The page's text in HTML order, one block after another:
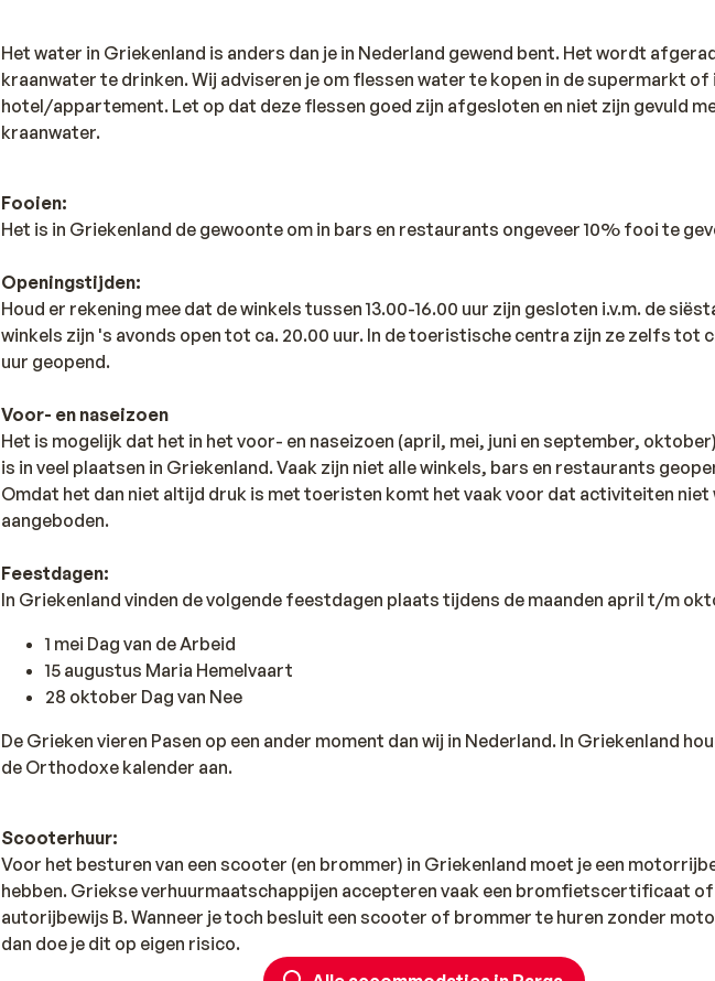
Het water in Griekenland is anders dan je in Nederland gewend bent. Het wordt
kraanwater te drinken. Wij adviseren je om flessen water te kopen in de supermarkt of
hotel/appartement. Let op dat deze flessen goed zijn afgesloten en niet zijn gevuld
kraanwater.
Fooien:
Het is in Griekenland de gewoonte om in bars en restaurants ongeveer 10% fooi te
Openingstijden:
Houd er rekening mee dat de winkels tussen 13.00-16.00 uur zijn gesloten i.v.m. de
winkels zijn 's avonds open tot ca. 20.00 uur. In de toeristische centra zijn ze zelfs tot
uur geopend.
Voor- en naseizoen
Het is mogelijk dat het in het voor- en naseizoen (april, mei, juni en september,
is in veel plaatsen in Griekenland. Vaak zijn niet alle winkels, bars en restaurants
Omdat het dan niet altijd druk is met toeristen komt het vaak voor dat activiteiten niet
aangeboden.
Feestdagen:
In Griekenland vinden de volgende feestdagen plaats tijdens de maanden april t/m
1 mei Dag van de Arbeid
15 augustus Maria Hemelvaart
28 oktober Dag van Nee
De Grieken vieren Pasen op een ander moment dan wij in Nederland. In Griekenland
de Orthodoxe kalender aan.
Scooterhuur:
Voor het besturen van een scooter (en brommer) in Griekenland moet je een
hebben. Griekse verhuurmaatschappijen accepteren vaak een bromfietscertificaat of
autorijbewijs B. Wanneer je toch besluit een scooter of brommer te huren zonder
dan doe je dit op eigen risico.